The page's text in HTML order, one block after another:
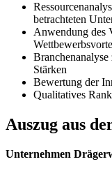
betrachteten
Anwendung des
Stärken
Bewertung der
Qualitatives
Auszug aus
Unternehmen